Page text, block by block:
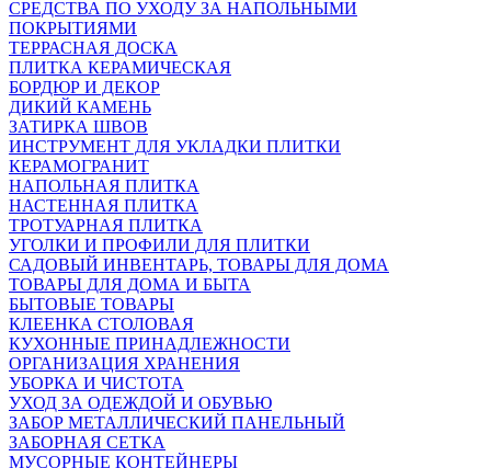
СРЕДСТВА ПО УХОДУ ЗА НАПОЛЬНЫМИ
ПОКРЫТИЯМИ
ТЕРРАСНАЯ ДОСКА
ПЛИТКА КЕРАМИЧЕСКАЯ
БОРДЮР И ДЕКОР
ДИКИЙ КАМЕНЬ
ЗАТИРКА ШВОВ
ИНСТРУМЕНТ ДЛЯ УКЛАДКИ ПЛИТКИ
КЕРАМОГРАНИТ
НАПОЛЬНАЯ ПЛИТКА
НАСТЕННАЯ ПЛИТКА
ТРОТУАРНАЯ ПЛИТКА
УГОЛКИ И ПРОФИЛИ ДЛЯ ПЛИТКИ
САДОВЫЙ ИНВЕНТАРЬ, ТОВАРЫ ДЛЯ ДОМА
ТОВАРЫ ДЛЯ ДОМА И БЫТА
БЫТОВЫЕ ТОВАРЫ
КЛЕЕНКА СТОЛОВАЯ
КУХОННЫЕ ПРИНАДЛЕЖНОСТИ
ОРГАНИЗАЦИЯ ХРАНЕНИЯ
УБОРКА И ЧИСТОТА
УХОД ЗА ОДЕЖДОЙ И ОБУВЬЮ
ЗАБОР МЕТАЛЛИЧЕСКИЙ ПАНЕЛЬНЫЙ
ЗАБОРНАЯ СЕТКА
МУСОРНЫЕ КОНТЕЙНЕРЫ